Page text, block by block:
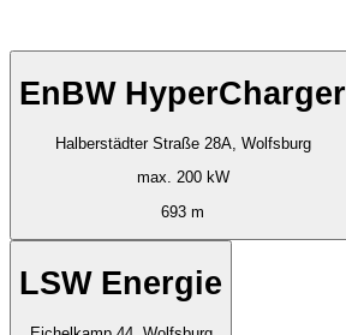
EnBW HyperCharger
Halberstädter Straße 28A, Wolfsburg
max. 200 kW
693 m
LSW Energie